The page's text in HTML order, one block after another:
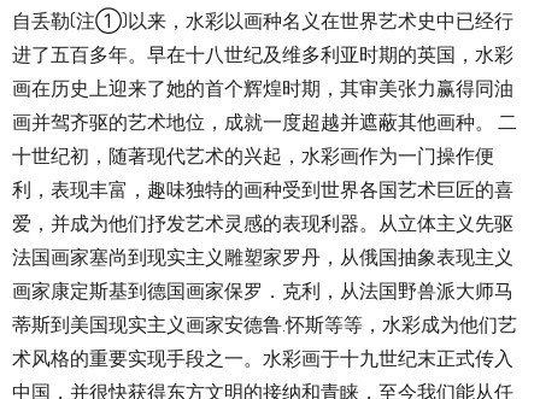
自丢勒(注①)以来，水彩以画种名义在世界艺术史中已经行
进了五百多年。早在十八世纪及维多利亚时期的英国，水彩
画在历史上迎来了她的首个辉煌时期，其审美张力赢得同油
画并驾齐驱的艺术地位，成就一度超越并遮蔽其他画种。 二
十世纪初，随著现代艺术的兴起，水彩画作为一门操作便
利，表现丰富，趣味独特的画种受到世界各国艺术巨匠的喜
爱，并成为他们抒发艺术灵感的表现利器。从立体主义先驱
法国画家塞尚到现实主义雕塑家罗丹，从俄国抽象表现主义
画家康定斯基到德国画家保罗．克利，从法国野兽派大师马
蒂斯到美国现实主义画家安德鲁.怀斯等等，水彩成为他们艺
术风格的重要实现手段之一。水彩画于十九世纪末正式传入
中国，并很快获得东方文明的接纳和青睐，至今我们能从任